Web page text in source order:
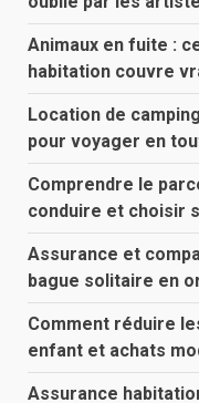
Animaux en fuite :
habitation couvre
Location de
pour voyager en
Comprendre le
conduire et choisir
Assurance et
bague solitaire en
Comment réduire
enfant et achats
Assurance